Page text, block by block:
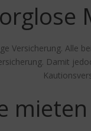
Versicherung. Alle
Damit